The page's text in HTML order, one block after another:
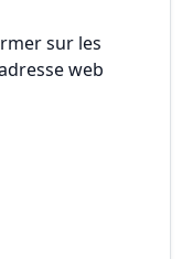
sur les
web